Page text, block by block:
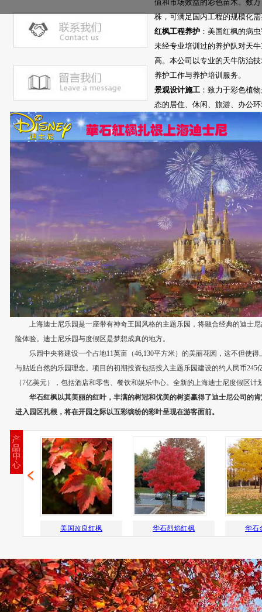
值和市场效益的彩色苗木。数
株，可满足国内工程的规模化
红枫工程养护 ：美国红枫的病
未经专业培训过的养护队对天
高。本公司以专业的天牛防治
养护工作与养护培训服务。
景观设计施工 ：致力于彩色植
态的居住、休闲、旅游、办公
上海迪士尼乐园是一座带有神奇王国风格的主题乐园，将融合经典的迪士尼
险体验。迪士尼乐园与度假区是梦想成真的地方。
乐园中央将建设一个占地11英亩（46,130平方米）的美丽花园，这不但使得
与贴近自然的乐园理念。项目的初期投资包括投入主题乐园建设的约人民币245
（7亿美元），包括酒店和零售、餐饮和娱乐中心。全新的上海迪士尼度假区计
华石红枫以其美丽的红叶，丰满的树冠和优美的树姿赢得了迪士尼公司的
进入园区扎根，将在开园之际以五彩缤纷的彩叶呈现在游客面前。
华石烈焰红枫 华石金色黄枫 华石